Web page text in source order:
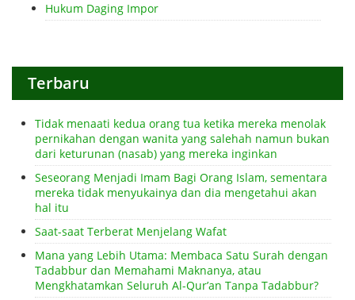
Hukum Daging Impor
Terbaru
Tidak menaati kedua orang tua ketika mereka menolak
pernikahan dengan wanita yang salehah namun bukan
dari keturunan (nasab) yang mereka inginkan
Seseorang Menjadi Imam Bagi Orang Islam, sementara
mereka tidak menyukainya dan dia mengetahui akan
hal itu
Saat-saat Terberat Menjelang Wafat
Mana yang Lebih Utama: Membaca Satu Surah dengan
Tadabbur dan Memahami Maknanya, atau
Mengkhatamkan Seluruh Al-Qur’an Tanpa Tadabbur?